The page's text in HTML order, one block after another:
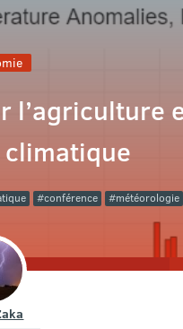
l’agriculture
conférence météorologie